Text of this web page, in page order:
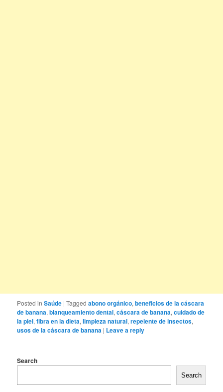
Posted in Saúde |Tagged abono orgánico,beneficios de la cáscara
de banana,blanqueamiento dental,cáscara de banana,cuidado de
la piel,fibra en la dieta,limpieza natural,repelente de insectos,
usos de la cáscara de banana | Leave a reply
Search
Search